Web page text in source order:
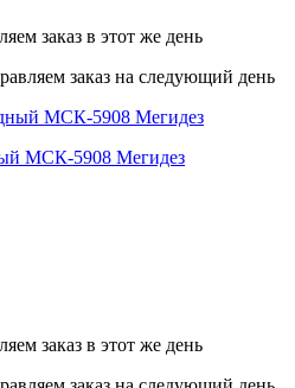
заказ в этот же день
заказ на следующий день
МСК-5908 Мегидез
заказ в этот же день